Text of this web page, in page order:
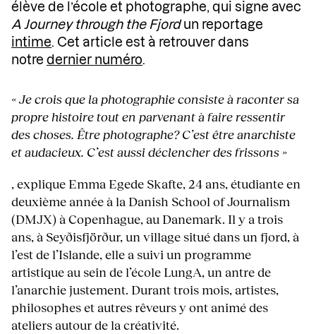
élève de l’école et photographe, qui signe avec
A Journey through the Fjordun reportage
intime. Cet article est à retrouver dans
notre dernier numéro.
« Je crois que la photographie consiste à raconter sa
propre histoire tout en parvenant à faire ressentir
des choses. Être photographe? C’est être anarchiste
et audacieux. C’est aussi déclencher des frissons »
, explique Emma Egede Skafte, 24 ans, étudiante en
deuxième année à la Danish School of Journalism
(DMJX) à Copenhague, au Danemark. Il y a trois
ans, à Seyðisfjörður, un village situé dans un fjord, à
l’est de l’Islande, elle a suivi un programme
artistique au sein de l’école LungA, un antre de
l’anarchie justement. Durant trois mois, artistes,
philosophes et autres rêveurs y ont animé des
ateliers autour de la créativité.